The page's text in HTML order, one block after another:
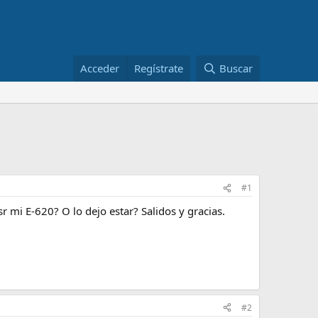
Acceder Regístrate Buscar
#1
E-620? O lo dejo estar? Salidos y gracias.
#2